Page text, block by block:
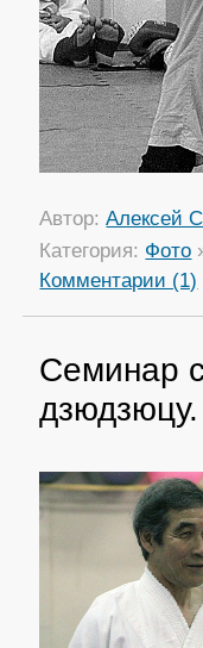
Автор:Алексей
Категория: Фото
Комментарии (1)
Семинар